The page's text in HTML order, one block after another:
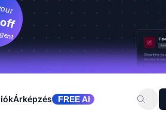
Árképzés FREE AI